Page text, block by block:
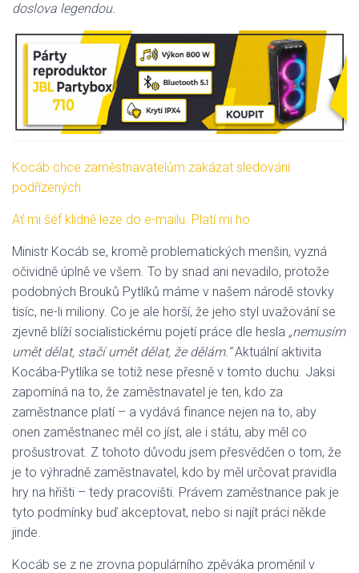
doslova legendou.
Kocáb chce zaměstnavatelům zakázat sledování
podřízených
Ať mi šéf klidně leze do e-mailu. Platí mi ho
Ministr Kocáb se, kromě problematických menšin, vyzná
očividně úplně ve všem. To by snad ani nevadilo, protože
podobných Brouků Pytlíků máme v našem národě stovky
tisíc, ne-li miliony. Co je ale horší, že jeho styl uvažování se
zjevně blíží socialistickému pojetí práce dle hesla „nemusím
umět dělat, stačí umět dělat, že dělám.“Aktuální aktivita
Kocába-Pytlíka se totiž nese přesně v tomto duchu. Jaksi
zapomíná na to, že zaměstnavatel je ten, kdo za
zaměstnance platí – a vydává finance nejen na to, aby
onen zaměstnanec měl co jíst, ale i státu, aby měl co
prošustrovat. Z tohoto důvodu jsem přesvědčen o tom, že
je to výhradně zaměstnavatel, kdo by měl určovat pravidla
hry na hřišti – tedy pracovišti. Právem zaměstnance pak je
tyto podmínky buď akceptovat, nebo si najít práci někde
jinde.
Kocáb se z ne zrovna populárního zpěváka proměnil v